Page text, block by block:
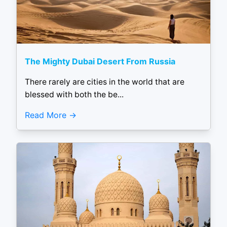
The Mighty Dubai Desert From Russia
There rarely are cities in the world that are
blessed with both the be...
Read More